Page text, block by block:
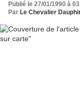
Publié le 27/01/1990 à
Par Le Chevalier